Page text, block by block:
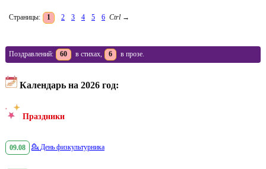
Страницы: 1 2 3 4 5 6 Ctrl →
Поздравлений: 60 в стихах, 6 в прозе.
Календарь на 2026 год:
Праздники
09.08 💁 День физкультурника